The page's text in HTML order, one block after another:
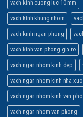
vach kinh cuong luc 10 mm
vach kinh khung nhom
vach kinh ngan phong
vach kinh van phong gia re
vach ngan nhom kinh dep
vach ngan nhom kinh nha
vach ngan nhom kinh van
vach ngan nhom van phong